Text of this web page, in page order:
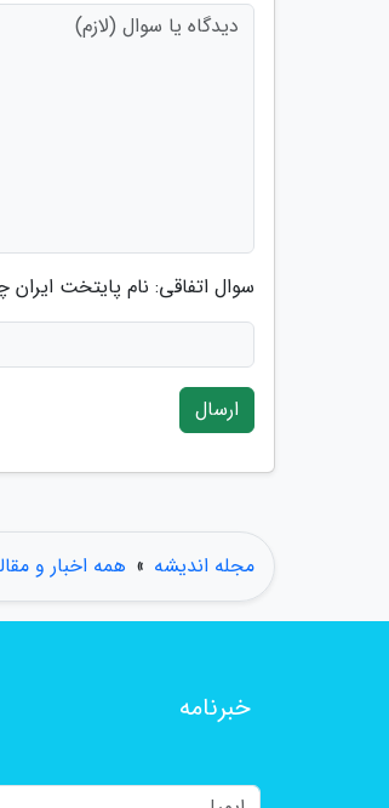
سوال اتفاقی: نام پایتخت
ارسال
مجله اندیشه » همه اخبار و
خبرنامه